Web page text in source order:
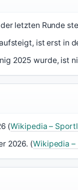
letzten Runde
ist erst in
2025 wurde, ist
(Wikipedia –
2026. (Wikipedia